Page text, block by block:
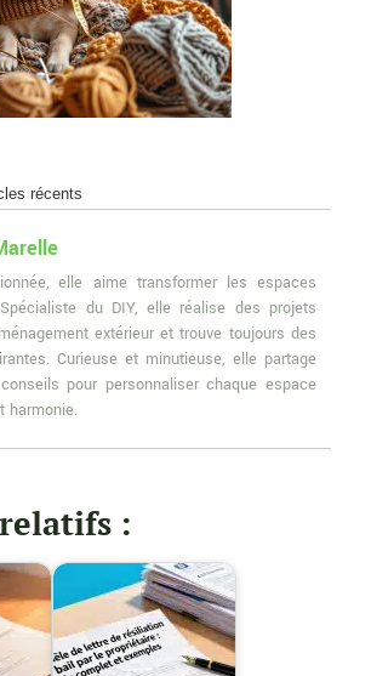
récents
elle aime transformer les espaces
du DIY, elle réalise des projets
extérieur et trouve toujours des
Curieuse et minutieuse, elle partage
pour personnaliser chaque espace
harmonie.
: